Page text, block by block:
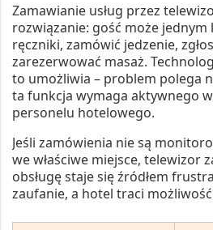
Zamawianie usług przez
rozwiązanie: gość może
ręczniki, zamówić jedzenie,
zarezerwować masaż.
to umożliwia – problem polega
ta funkcja wymaga aktywnego
personelu hotelowego.
Jeśli zamówienia nie są
we właściwe miejsce, telewizor
obsługę staje się źródłem
zaufanie, a hotel traci